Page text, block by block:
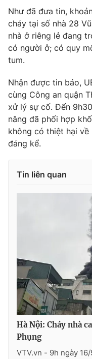
Chất lượng cuộc sống
Học trực tuyến
Hitech Công nghệ
Sản phẩm
Thị trường
Tư vấn
Giao lưu trực tuyến
Lịch phát sóng
Chuyên mục khác
Emagazine
Photo
Video
Thị trường 24h
VTV4
VTV9
Liên hệ tòa soạn
Như đã đưa tin,
cháy tại số nhà 28
nhà ở riêng lẻ đang
có người ở; có quy
tum.
Nhận được tin báo,
cùng Công an quận
xử lý sự cố. Đến
năng đã phối hợp
không có thiệt hại
đáng kể.
Tin liên quan
Hà Nội: Cháy nhà
Phụng
VTV.vn - 9h ngày